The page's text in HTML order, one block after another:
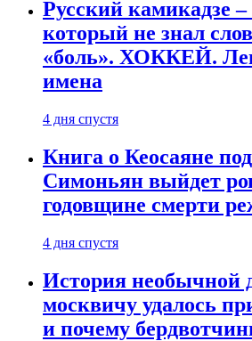
Русский камикадзе –
который не знал
«боль». ХОККЕЙ.
имена
4 дня спустя
Книга о Кеосаяне
Симоньян выйдет
годовщине смерти
4 дня спустя
История необычной
москвичу удалось
и почему